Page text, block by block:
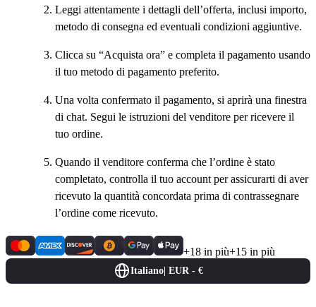
Leggi attentamente i dettagli dell’offerta, inclusi importo,
metodo di consegna ed eventuali condizioni aggiuntive.
Clicca su “Acquista ora” e completa il pagamento usando
il tuo metodo di pagamento preferito.
Una volta confermato il pagamento, si aprirà una finestra
di chat. Segui le istruzioni del venditore per ricevere il
tuo ordine.
Quando il venditore conferma che l’ordine è stato
completato, controlla il tuo account per assicurarti di aver
ricevuto la quantità concordata prima di contrassegnare
l’ordine come ricevuto.
+18 in più+15 in più
Italiano| EUR - €